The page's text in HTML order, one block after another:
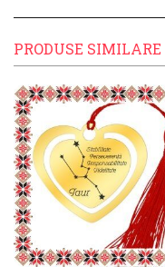
PRODUSE SIMILARE